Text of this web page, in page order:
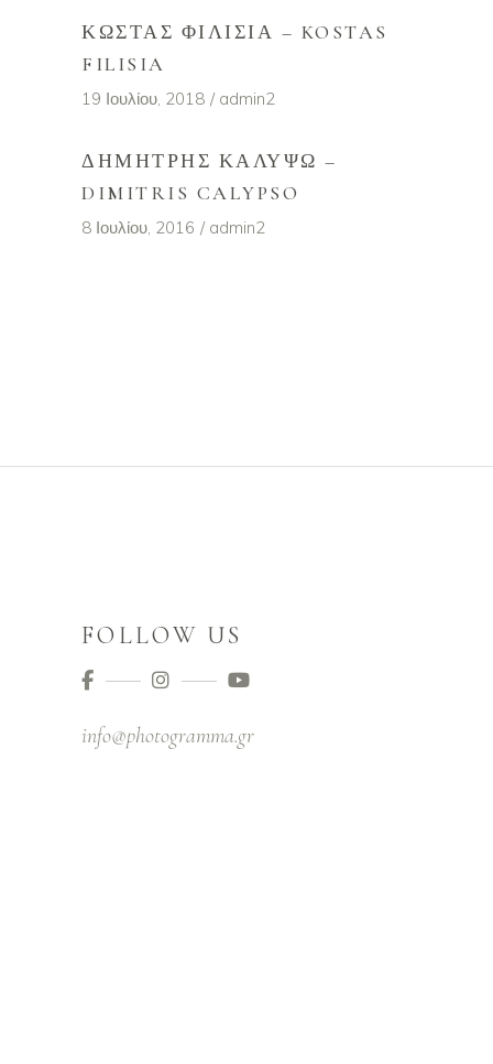
ΚΏΣΤΑΣ ΦΙΛΙΣΊΑ – KOSTAS
FILISIA
19 Ιουλίου, 2018 admin2
ΔΗΜΉΤΡΗΣ ΚΑΛΥΨΩ –
DIMITRIS CALYPSO
8 Ιουλίου, 2016 admin2
FOLLOW US
info@photogramma.gr